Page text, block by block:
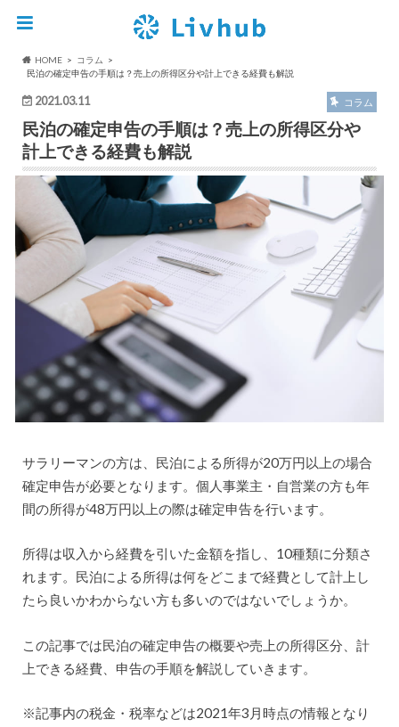
HOME
コラム
民泊の確定申告の手順は？売上の所得区分や計上できる経費も解説
2021.03.11 コラム
民泊の確定申告の手順は？売上の所得区分や
計上できる経費も解説
サラリーマンの方は、民泊による所得が20万円以上の場合
確定申告が必要となります。個人事業主・自営業の方も年
間の所得が48万円以上の際は確定申告を行います。
所得は収入から経費を引いた金額を指し、10種類に分類さ
れます。民泊による所得は何をどこまで経費として計上し
たら良いかわからない方も多いのではないでしょうか。
この記事では民泊の確定申告の概要や売上の所得区分、計
上できる経費、申告の手順を解説していきます。
※記事内の税金・税率などは2021年3月時点の情報となり